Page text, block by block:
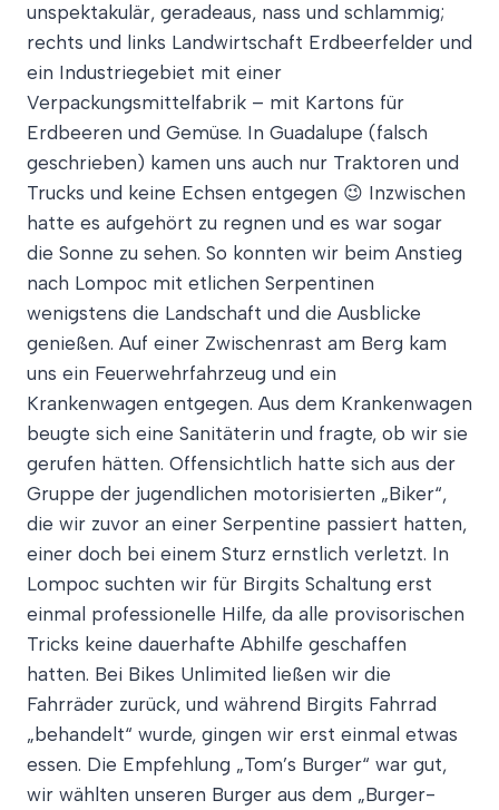
unspektakulär, geradeaus, nass und schlammig;
rechts und links Landwirtschaft Erdbeerfelder und
ein Industriegebiet mit einer
Verpackungsmittelfabrik – mit Kartons für
Erdbeeren und Gemüse. In Guadalupe (falsch
geschrieben) kamen uns auch nur Traktoren und
Trucks und keine Echsen entgegen 😉 Inzwischen
hatte es aufgehört zu regnen und es war sogar
die Sonne zu sehen. So konnten wir beim Anstieg
nach Lompoc mit etlichen Serpentinen
wenigstens die Landschaft und die Ausblicke
genießen. Auf einer Zwischenrast am Berg kam
uns ein Feuerwehrfahrzeug und ein
Krankenwagen entgegen. Aus dem Krankenwagen
beugte sich eine Sanitäterin und fragte, ob wir sie
gerufen hätten. Offensichtlich hatte sich aus der
Gruppe der jugendlichen motorisierten „Biker“,
die wir zuvor an einer Serpentine passiert hatten,
einer doch bei einem Sturz ernstlich verletzt. In
Lompoc suchten wir für Birgits Schaltung erst
einmal professionelle Hilfe, da alle provisorischen
Tricks keine dauerhafte Abhilfe geschaffen
hatten. Bei Bikes Unlimited ließen wir die
Fahrräder zurück, und während Birgits Fahrrad
„behandelt“ wurde, gingen wir erst einmal etwas
essen. Die Empfehlung „Tom’s Burger“ war gut,
wir wählten unseren Burger aus dem „Burger-